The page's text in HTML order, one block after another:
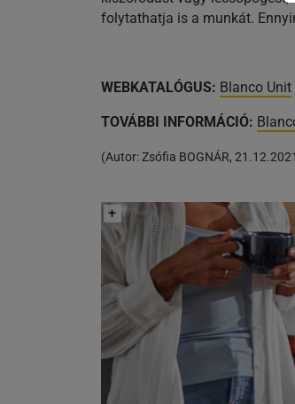
folytathatja is a munkát.
WEBKATALÓGUS: Blanco Unit
TOVÁBBI INFORMÁCIÓ:
(Autor:Zsófia BOGNÁR, 21.12.2021